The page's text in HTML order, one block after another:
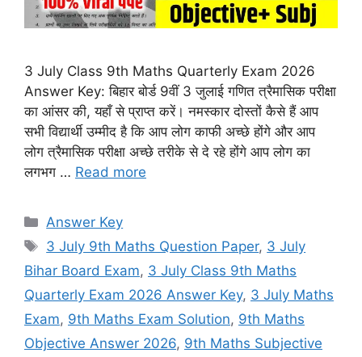
3 July Class 9th Maths Quarterly Exam 2026
Answer Key: बिहार बोर्ड 9वीं 3 जुलाई गणित त्रैमासिक परीक्षा
का आंसर की, यहाँ से प्राप्त करें। नमस्कार दोस्तों कैसे हैं आप
सभी विद्यार्थी उम्मीद है कि आप लोग काफी अच्छे होंगे और आप
लोग त्रैमासिक परीक्षा अच्छे तरीके से दे रहे होंगे आप लोग का
लगभग … Read more
Categories
Answer Key
Tags
3 July 9th Maths Question Paper, 3 July
Bihar Board Exam, 3 July Class 9th Maths
Quarterly Exam 2026 Answer Key, 3 July Maths
Exam, 9th Maths Exam Solution, 9th Maths
Objective Answer 2026, 9th Maths Subjective